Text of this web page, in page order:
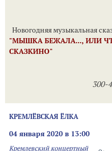
Новогодняя музыкальная
"МЫШКА БЕЖАЛА..., ИЛИ
СКАЗКИНО"
300-
КРЕМЛЁВСКАЯ ЁЛКА
04 января 2020 в 13:00
Кремлевский концертный